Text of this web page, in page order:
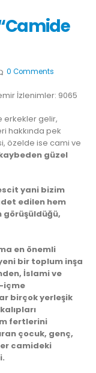
0 Comments
İzlenimler: 9065
erkekler gelir,
hakkında pek
özelde ise cami ve
güzel
yani bizim
edilen hem
görüşüldüğü,
en önemli
bir toplum inşa
İslami ve
içme
birçok yerleşik
fertlerini
çocuk, genç,
camideki